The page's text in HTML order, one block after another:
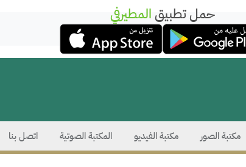
حمل تطبيقالمطيرفي
مكتبة الصور مكتبة الفيديو المكتبة الصوتية اتصل بنا